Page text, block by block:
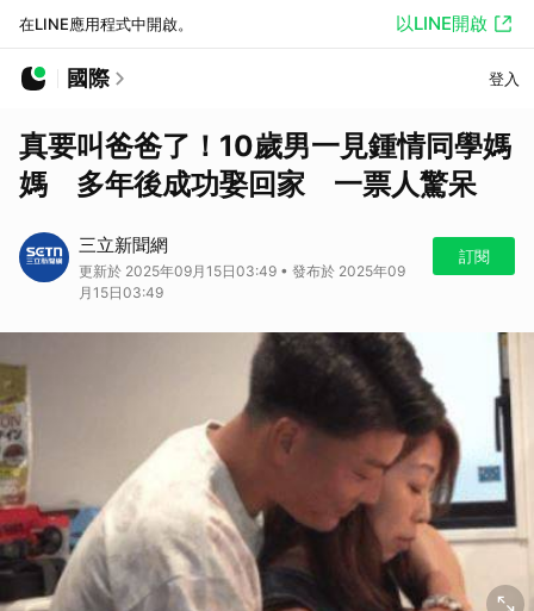
在LINE應用程式中開啟。 以LINE開啟
國際 登入
真要叫爸爸了！10歲男一見鍾情同學媽
媽 多年後成功娶回家 一票人驚呆
三立新聞網
更新於 2025年09月15日03:49 • 發布於 2025年09
月15日03:49
訂閱